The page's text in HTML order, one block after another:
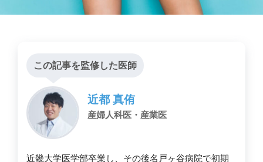
この記事を監修した医師
近都 真侑
産婦人科医・産業医
近畿大学医学部卒業し、その後名戸ヶ谷病院で初期